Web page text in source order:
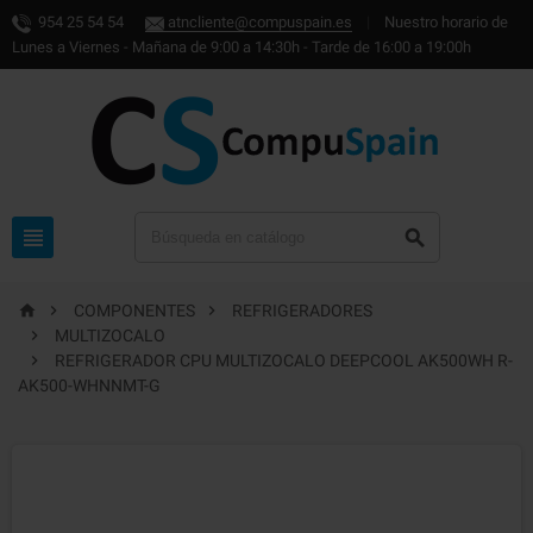
954 25 54 54 atncliente@compuspain.es
Nuestro horario de
Lunes a Viernes - Mañana de 9:00 a 14:30h - Tarde de 16:00 a 19:00h
 
  COMPONENTES 
REFRIGERADORES

MULTIZOCALO

REFRIGERADOR CPU MULTIZOCALO DEEPCOOL AK500WH R-
AK500-WHNNMT-G